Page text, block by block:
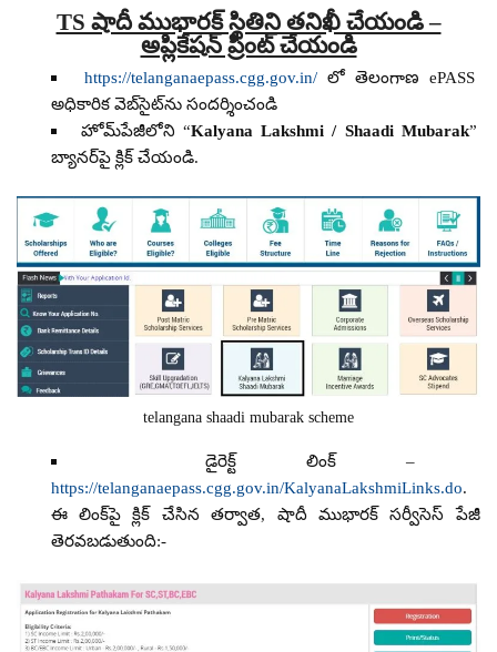
TS షాదీ ముభారక్ స్థితిని తనిఖీ చేయండి –
అప్లికేషన్ ప్రింట్ చేయండి
https://telanganaepass.cgg.gov.in/ లో తెలంగాణ ePASS
అధికారిక వెబ్‌సైట్‌ను సందర్శించండి
హోమ్‌పేజీలోని “Kalyana Lakshmi / Shaadi Mubarak”
బ్యానర్‌పై క్లిక్ చేయండి.
telangana shaadi mubarak scheme
డైరెక్ట్ లింక్ –
https://telanganaepass.cgg.gov.in/KalyanaLakshmiLinks.do.
ఈ లింక్‌పై క్లిక్ చేసిన తర్వాత, షాదీ ముభారక్ సర్వీసెస్ పేజీ
తెరవబడుతుంది:-